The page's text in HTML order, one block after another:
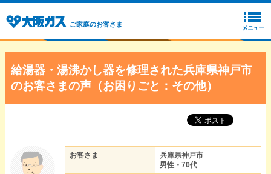
ご家庭のお客さま
給湯器・湯沸かし器を修理された兵庫県神戸市
のお客さまの声（お困りごと：その他）
お客さま
兵庫県神戸市
男性・70代